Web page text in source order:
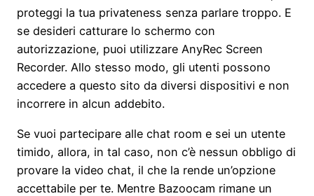
proteggi la tua privateness senza parlare troppo. E
se desideri catturare lo schermo con
autorizzazione, puoi utilizzare AnyRec Screen
Recorder. Allo stesso modo, gli utenti possono
accedere a questo sito da diversi dispositivi e non
incorrere in alcun addebito.
Se vuoi partecipare alle chat room e sei un utente
timido, allora, in tal caso, non c’è nessun obbligo di
provare la video chat, il che la rende un’opzione
accettabile per te. Mentre Bazoocam rimane un